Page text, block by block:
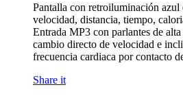
Pantalla con retroiluminación azul
velocidad, distancia, tiempo,
Entrada MP3 con parlantes de
cambio directo de velocidad e
frecuencia cardiaca por contacto
Share it